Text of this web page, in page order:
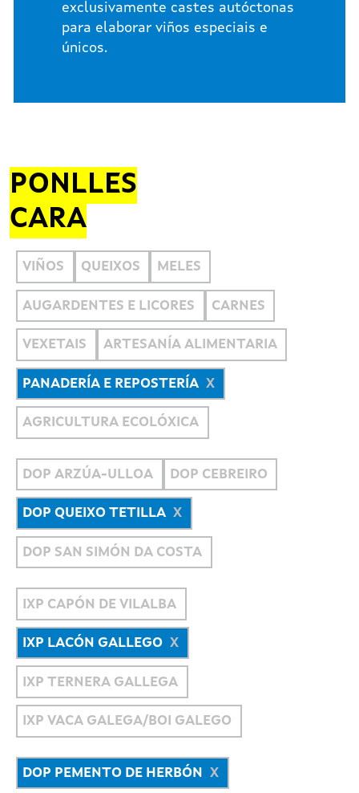
exclusivamente castes autóctonas
para elaborar viños especiais e
únicos.
PONLLES
CARA
VIÑOS QUEIXOS MELES
AUGARDENTES E LICORES CARNES
VEXETAIS ARTESANÍA ALIMENTARIA
PANADERÍA E REPOSTERÍA
AGRICULTURA ECOLÓXICA
DOP ARZÚA-ULLOA DOP CEBREIRO
DOP QUEIXO TETILLA
DOP SAN SIMÓN DA COSTA
IXP CAPÓN DE VILALBA
IXP LACÓN GALLEGO
IXP TERNERA GALLEGA
IXP VACA GALEGA/BOI GALEGO
DOP PEMENTO DE HERBÓN